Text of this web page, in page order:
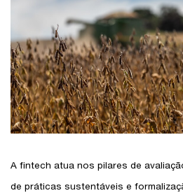
A fintech atua nos pilares de
de práticas sustentáveis e